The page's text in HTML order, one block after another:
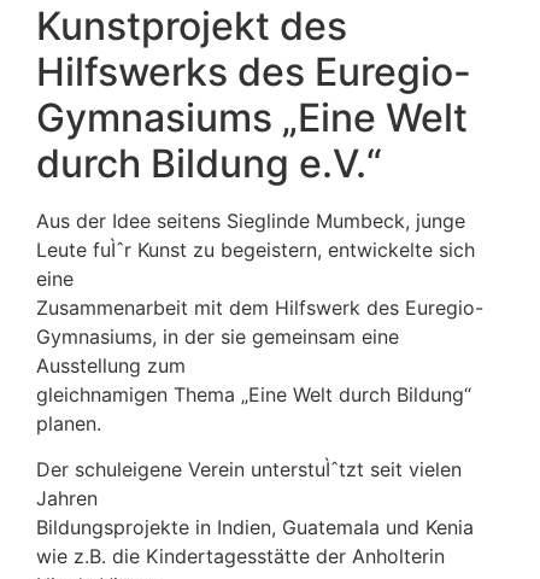
Kunstprojekt des
Hilfswerks des Euregio-
Gymnasiums „Eine Welt
durch Bildung e.V.“
Aus der Idee seitens Sieglinde Mumbeck, junge
Leute fuÌˆr Kunst zu begeistern, entwickelte sich
eine
Zusammenarbeit mit dem Hilfswerk des Euregio-
Gymnasiums, in der sie gemeinsam eine
Ausstellung zum
gleichnamigen Thema „Eine Welt durch Bildung“
planen.
Der schuleigene Verein unterstuÌˆtzt seit vielen
Jahren
Bildungsprojekte in Indien, Guatemala und Kenia
wie z.B. die Kindertagesstätte der Anholterin